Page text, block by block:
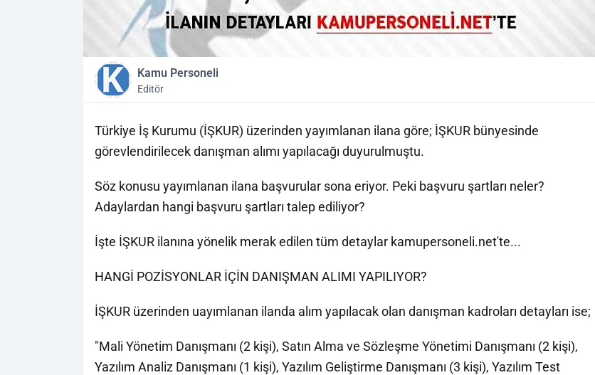
Kamu Personeli
Editör
Türkiye İş Kurumu (İŞKUR) üzerinden yayımlanan ilana göre; İŞKUR bünyesinde
görevlendirilecek danışman alımı yapılacağı duyurulmuştu.
Söz konusu yayımlanan ilana başvurular sona eriyor. Peki başvuru şartları neler?
Adaylardan hangi başvuru şartları talep ediliyor?
İşte İŞKUR ilanına yönelik merak edilen tüm detaylar kamupersoneli.net'te...
HANGİ POZİSYONLAR İÇİN DANIŞMAN ALIMI YAPILIYOR?
İŞKUR üzerinden uayımlanan ilanda alım yapılacak olan danışman kadroları detayları ise;
"Mali Yönetim Danışmanı (2 kişi), Satın Alma ve Sözleşme Yönetimi Danışmanı (2 kişi),
Yazılım Analiz Danışmanı (1 kişi), Yazılım Geliştirme Danışmanı (3 kişi), Yazılım Test